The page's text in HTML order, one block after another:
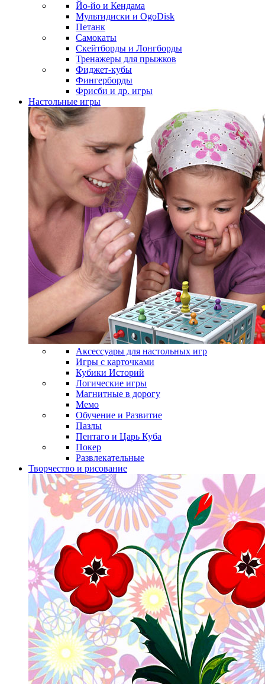
Йо-йо и Кендама
Мультидиски и OgoDisk
Петанк
Самокаты
Скейтборды и Лонгборды
Тренажеры для прыжков
Фиджет-кубы
Фингерборды
Фрисби и др. игры
Настольные игры
Аксессуары для настольных игр
Игры с карточками
Кубики Историй
Логические игры
Магнитные в дорогу
Мемо
Обучение и Развитие
Пазлы
Пентаго и Царь Куба
Покер
Развлекательные
Творчество и рисование